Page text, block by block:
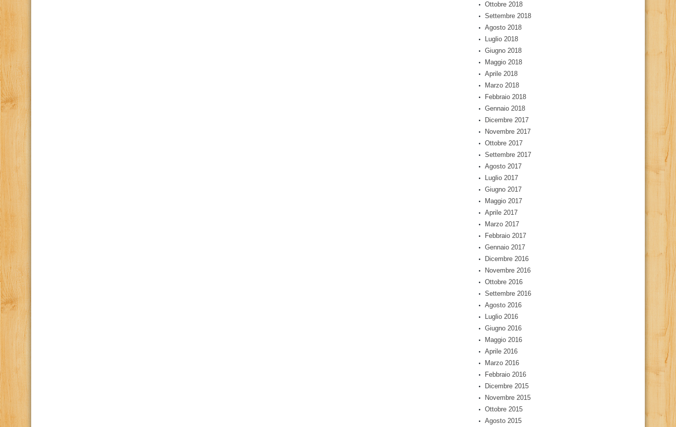
Ottobre 2018
Settembre 2018
Agosto 2018
Luglio 2018
Giugno 2018
Maggio 2018
Aprile 2018
Marzo 2018
Febbraio 2018
Gennaio 2018
Dicembre 2017
Novembre 2017
Ottobre 2017
Settembre 2017
Agosto 2017
Luglio 2017
Giugno 2017
Maggio 2017
Aprile 2017
Marzo 2017
Febbraio 2017
Gennaio 2017
Dicembre 2016
Novembre 2016
Ottobre 2016
Settembre 2016
Agosto 2016
Luglio 2016
Giugno 2016
Maggio 2016
Aprile 2016
Marzo 2016
Febbraio 2016
Dicembre 2015
Novembre 2015
Ottobre 2015
Agosto 2015